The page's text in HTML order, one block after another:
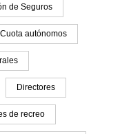
de Seguros
Cuota autónomos
Directores
de recreo